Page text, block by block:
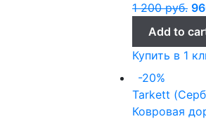
1 200руб.
Add to
Купить в 1
-20%
Tarkett
Ковровая